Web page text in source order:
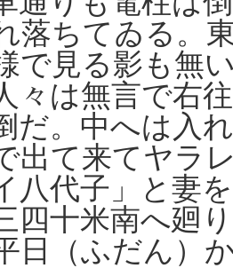
落ちてゐる。
で見る影も無
々は無言で右
だ。中へは入
出て来てヤラ
八代子」と妻
四十米南へ廻
日（ふだん）